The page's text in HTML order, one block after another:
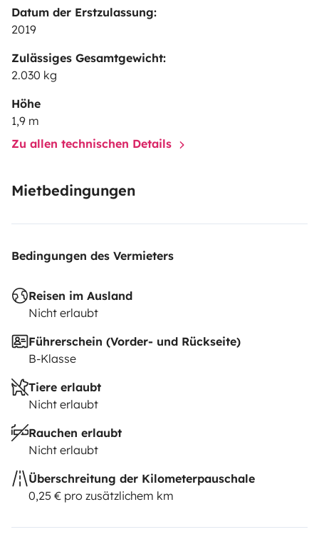
Datum der Erstzulassung:
2019
Zulässiges Gesamtgewicht:
2.030 kg
Höhe
1,9 m
Zu allen technischen Details
Mietbedingungen
Bedingungen des Vermieters
Reisen im Ausland
Nicht erlaubt
Führerschein (Vorder- und Rückseite)
B-Klasse
Tiere erlaubt
Nicht erlaubt
Rauchen erlaubt
Nicht erlaubt
Überschreitung der Kilometerpauschale
0,25 € pro zusätzlichem km